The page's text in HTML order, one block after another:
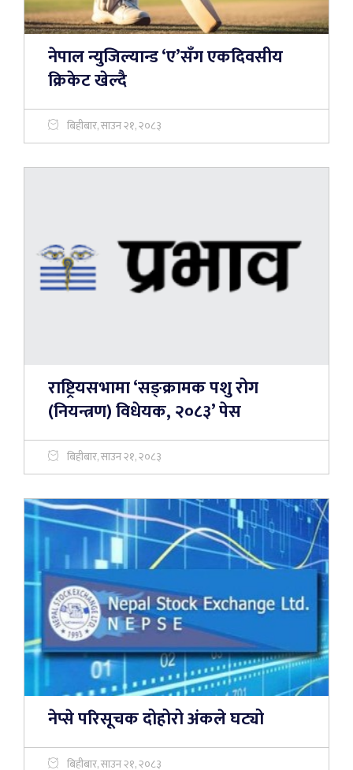
नेपाल न्युजिल्यान्ड ‘ए’सँग एकदिवसीय
क्रिकेट खेल्दै
बिहीबार, साउन २१, २०८३
राष्ट्रियसभामा ‘सङ्क्रामक पशु रोग
(नियन्त्रण) विधेयक, २०८३’ पेस
बिहीबार, साउन २१, २०८३
नेप्से परिसूचक दोहोरो अंकले घट्यो
बिहीबार, साउन २१, २०८३